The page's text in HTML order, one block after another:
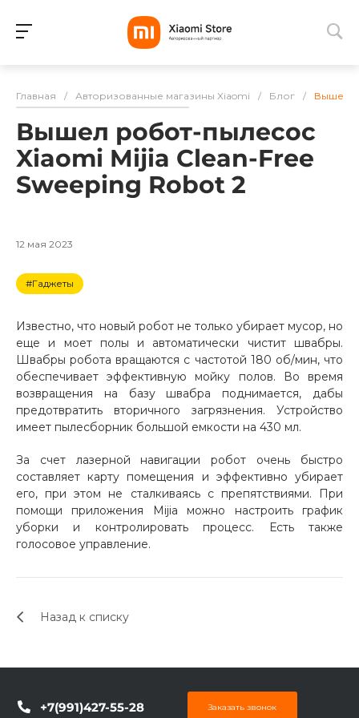
Разбейте
оплату на части
без переплат
График платежей
Сегодня
Добавляйте товары
в корзину
Оплачивайте сегодня только
25% картой любого банка
Получайте товар
выбранный способом
списываться
Подробнее
Главная / Авторизованные магазины Xiaomi / Блог / Вышел
Вышел робот-пылесос
Xiaomi Mijia Clean-Free
Sweeping Robot 2
12 мая 2023
#Гаджеты
Известно, что новый робот не только убирает мусор, но
еще и моет полы и автоматически чистит швабры.
Швабры робота вращаются с частотой 180 об/мин, что
обеспечивает эффективную мойку полов. Во время
возвращения на базу швабра поднимается, дабы
предотвратить вторичного загрязнения. Устройство
имеет пылесборник большой емкости на 430 мл.
За счет лазерной навигации робот очень быстро
составляет карту помещения и эффективно убирает
его, при этом не сталкиваясь с препятствиями. При
помощи приложения Mijia можно настроить график
уборки и контролировать процесс. Есть также
голосовое управление.
Назад к списку
+7(991)427-55-28 Заказать звонок